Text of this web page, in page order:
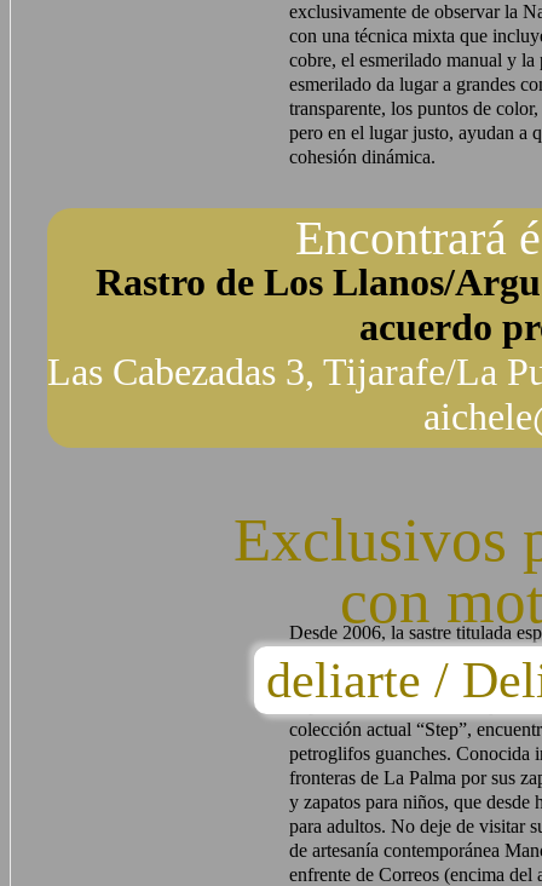
exclusivamente de observar la
con una técnica mixta que
cobre, el esmerilado manual y
esmerilado da lugar a grandes
transparente, los puntos de
pero en el lugar justo, ayudan a
cohesión dinámica.
Encontrará
Rastro de Los Llanos/
acuerdo
Las Cabezadas 3, Tijarafe/La
Exclusivos
con
deliarte /
Desde 2006, la sastre titulada
realizados con piel de primera
colección actual “Step”,
petroglifos guanches. Conocida
fronteras de La Palma por sus
y zapatos para niños, que desde
para adultos. No deje de visitar
de artesanía contemporánea
enfrente de Correos (encima